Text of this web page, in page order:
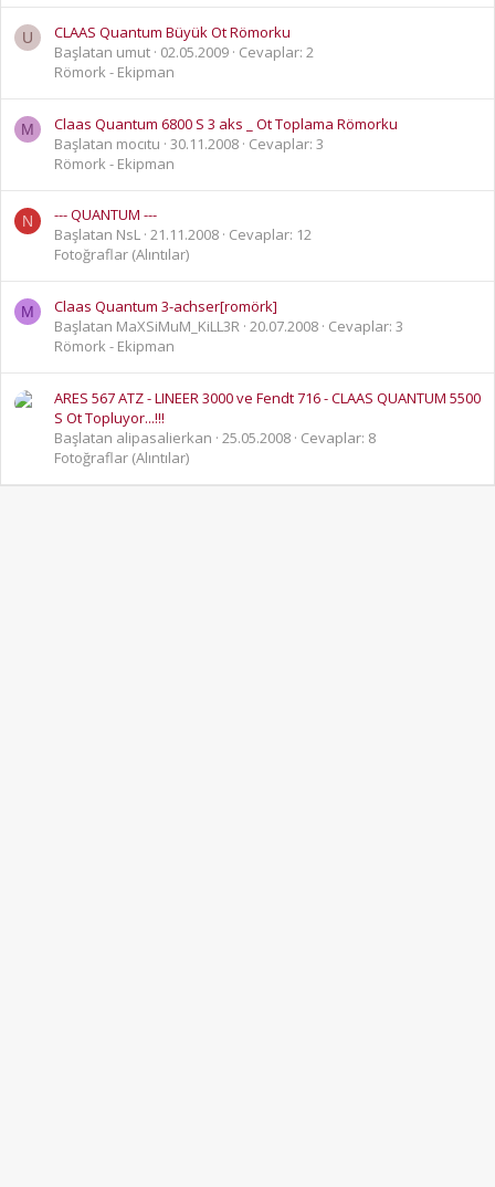
U
CLAAS Quantum Büyük Ot Römorku
Başlatan umut 02.05.2009 Cevaplar: 2
Römork - Ekipman
M
Claas Quantum 6800 S 3 aks _ Ot Toplama Römorku
Başlatan mocıtu
30.11.2008 Cevaplar: 3
Römork - Ekipman
N
--- QUANTUM ---
Başlatan NsL 21.11.2008 Cevaplar: 12
Fotoğraflar (Alıntılar)
M
Claas Quantum 3-achser[romörk]
Başlatan MaXSiMuM_KiLL3R 20.07.2008 Cevaplar: 3
Römork - Ekipman
ARES 567 ATZ - LINEER 3000 ve Fendt 716 - CLAAS QUANTUM 5500
S Ot Topluyor...!!!
Başlatan alipasalierkan
25.05.2008 Cevaplar: 8
Fotoğraflar (Alıntılar)